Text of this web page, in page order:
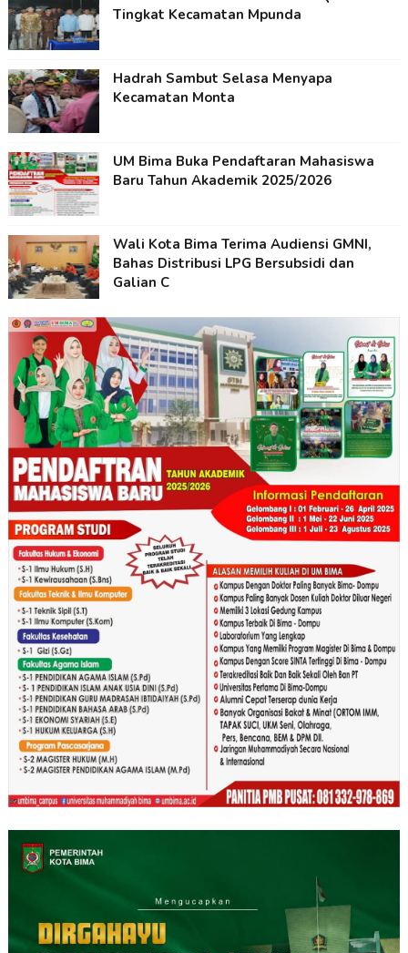
Tingkat Kecamatan Mpunda
Hadrah Sambut Selasa Menyapa
Kecamatan Monta
UM Bima Buka Pendaftaran Mahasiswa
Baru Tahun Akademik 2025/2026
Wali Kota Bima Terima Audiensi GMNI,
Bahas Distribusi LPG Bersubsidi dan
Galian C